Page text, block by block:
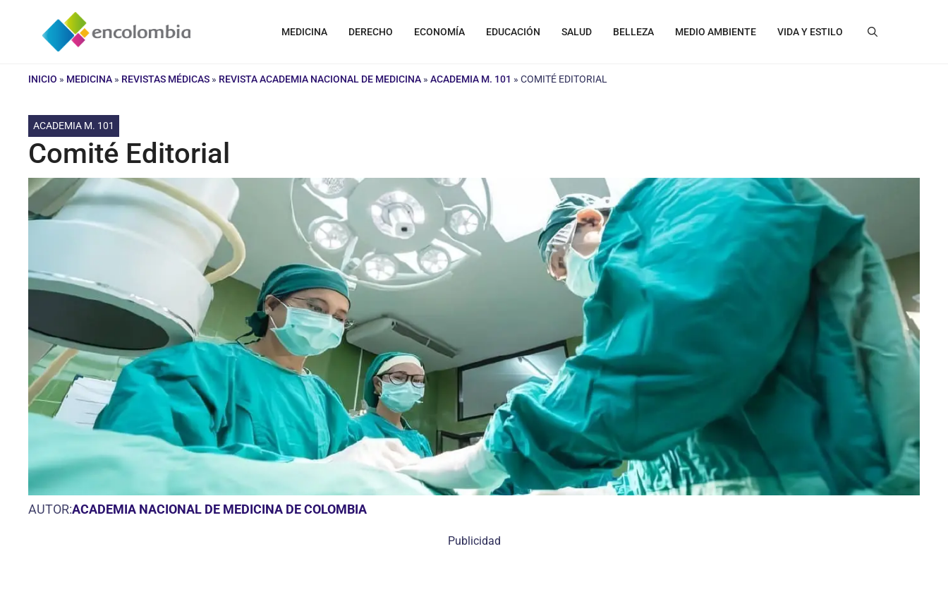
contenido
MEDICINA DERECHO ECONOMÍA EDUCACIÓN SALUD BELLEZA MEDIO AMBIENTE VIDA Y ESTILO
INICIO » MEDICINA » REVISTAS MÉDICAS » REVISTA ACADEMIA NACIONAL DE MEDICINA » ACADEMIA M. 101 » COMITÉ EDITORIAL
ACADEMIA M. 101
Comité Editorial
AUTOR:ACADEMIA NACIONAL DE MEDICINA DE COLOMBIA
Publicidad